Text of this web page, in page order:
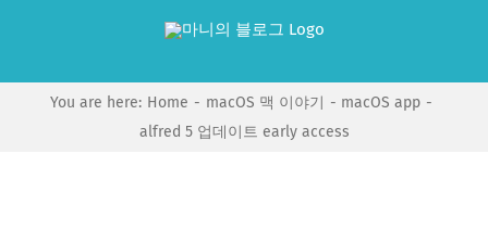
You are here: Home macOS 맥 이야기
macOS app
alfred 5 업데이트 early access